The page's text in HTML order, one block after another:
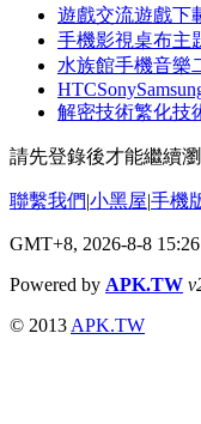
遊戲交流遊戲下
手機影視桌布主
水族館手機音樂
HTCSony
解密技術繁化技
請先登錄後才能繼續
聯繫我們|小黑屋|手機
GMT+8, 2026-8-8 15:26
Powered by APK.TW
© 2013 APK.TW